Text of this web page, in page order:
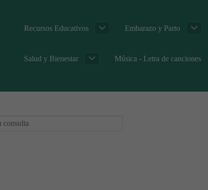
Recursos Educativos Embarazo y Parto
Salud y Bienestar Música - Letra de canciones